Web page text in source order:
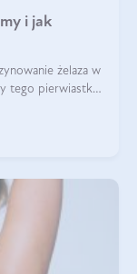
i jak
żelaza w
tego pierwiastka.